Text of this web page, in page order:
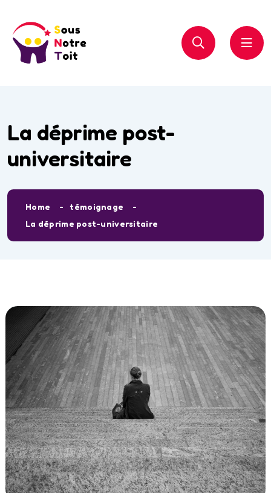
La déprime post-
universitaire
Home
témoignage
La déprime post-universitaire